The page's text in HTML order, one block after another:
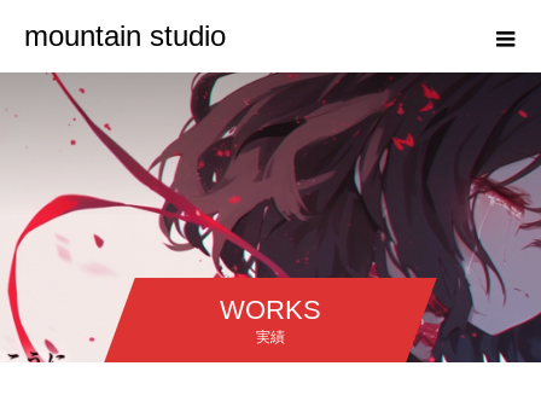
mountain studio
WORKS
実績